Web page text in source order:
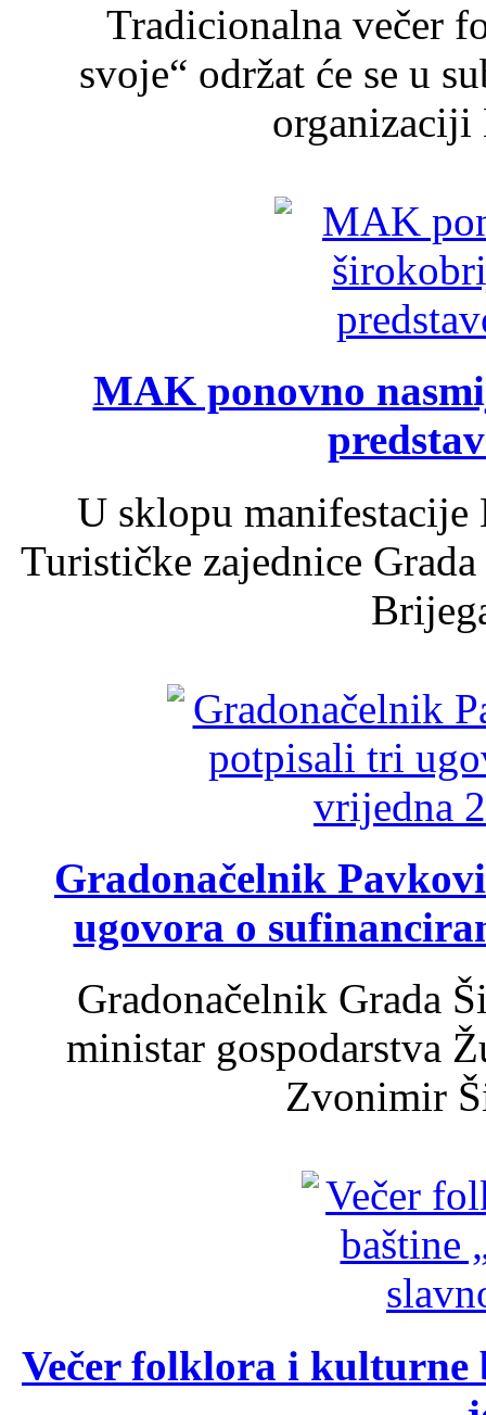
Tradicionalna večer
svoje“ održat će se u
organizaciji
MAK ponovno
U sklopu
Turističke zajednice
Gradonačelnik
ugovora o
Gradonačelnik Grada
ministar gospodarstva
Zvonimir
Večer folklora i kulturne